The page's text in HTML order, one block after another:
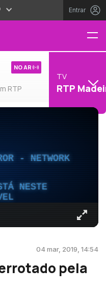
Entrar
RTP
NO AR
TV
RTP
- NETWORK
NESTE
04 mar, 2019, 14:54
pela